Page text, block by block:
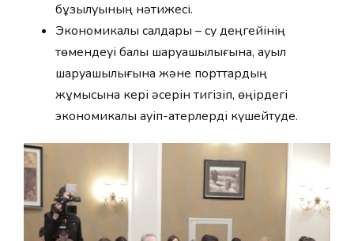
бұзылуының нәтижесі.
Экономикалық салдары – су деңгейінің
төмендеуі балық шаруашылығына, ауыл
шаруашылығына және порттардың
жұмысына кері әсерін тигізіп, өңірдегі
экономикалық қауіп-қатерлерді күшейтуде.